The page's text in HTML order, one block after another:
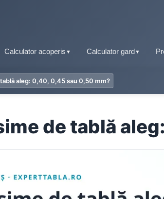
Calculator acoperis ▼ Calculator gard ▼
aleg: 0,40, 0,45 sau 0,50 mm?
de tablă